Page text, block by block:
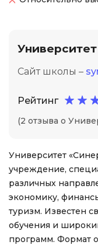
Сайт школы –
Рейтинг
(2 отзыва о
Университет
учреждение,
различных
экономику,
туризм. Известен
обучения и
программ. Формат